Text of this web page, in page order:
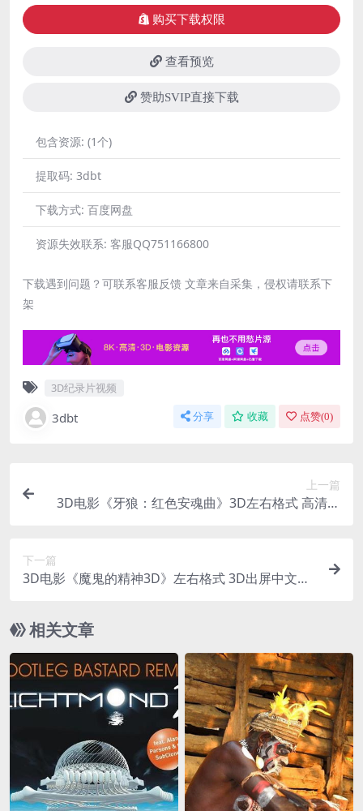
购买下载权限
查看预览
赞助SVIP直接下载
包含资源: (1个)
提取码: 3dbt
下载方式: 百度网盘
资源失效联系: 客服QQ751166800
下载遇到问题？可联系客服反馈 文章来自采集，侵权请联系下
架
3D纪录片视频
3dbt 分享 收藏 点赞(0)
上一篇
3D电影《牙狼：红色安魂曲》3D左右格式 高清网
下一篇
3D电影《魔鬼的精神3D》左右格式 3D出屏中文字
相关文章